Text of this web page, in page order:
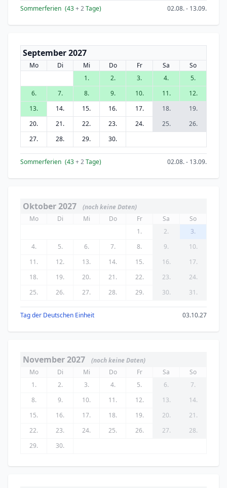
Sommerferien (43+ 2Tage) 02.08. - 13.09.
September 2027
Mo Di Mi Do Fr Sa
So
1.
2. 3. 4.
5.
6.
7. 8. 9. 10. 11.
12.
13.
14. 15. 16. 17. 18.
19.
20.
21. 22. 23. 24. 25.
26.
27.
28. 29. 30.
Sommerferien (43+ 2Tage) 02.08. - 13.09.
Oktober 2027
(noch keine Daten)
Mo
Di Mi Do Fr Sa
So
1.
2.
3.
4.
5. 6. 7. 8. 9.
10.
11.
12. 13. 14. 15. 16.
17.
18.
19. 20. 21. 22. 23.
24.
25.
26. 27. 28. 29. 30. 31.
Tag der Deutschen Einheit 03.10.27
November 2027
(noch keine Daten)
Mo
Di Mi Do Fr Sa
So
1.
2. 3. 4. 5. 6.
7.
8.
9. 10. 11. 12. 13.
14.
15.
16. 17. 18. 19. 20.
21.
22.
23. 24. 25. 26. 27.
28.
29.
30.